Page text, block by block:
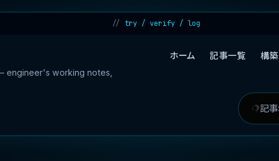
try / verify / log
engineer's working notes,
ホーム 記事一覧 構築
記
検